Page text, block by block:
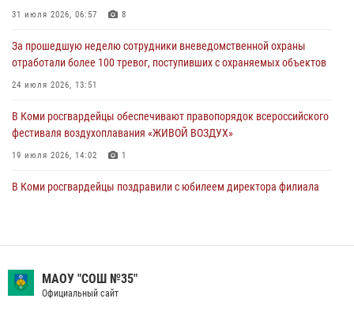
Временно исполняющий обязанности начальника Управления
31 июля 2026, 06:57 8
В Усинске росгвардейцы оперативно отработали план «Квартал»
31 июля 2026, 06:57 8
За прошедшую неделю сотрудники вневедомственной охраны
отработали более 100 тревог, поступивших с охраняемых объектов
24 июля 2026, 13:51
В Коми росгвардейцы обеспечивают правопорядок всероссийского
фестиваля воздухоплавания «ЖИВОЙ ВОЗДУХ»
19 июля 2026, 14:02 1
В Коми росгвардейцы поздравили с юбилеем директора филиала
военнослужащих по призыву в Центре подготовки личного состава
Росгвардии
МАОУ "СОШ №35"
Официальный сайт